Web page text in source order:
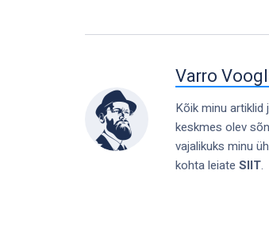
Varro
Kõik minu artiklid
keskmes olev
vajalikuks minu
kohta leiateSIIT.